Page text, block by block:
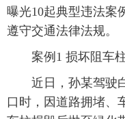
太原日报 太原晚
曝光10起典型违法案
遵守交通法律法规。
案例1 损坏阻车柱
近日，孙某驾驶白
口时，因道路拥堵、